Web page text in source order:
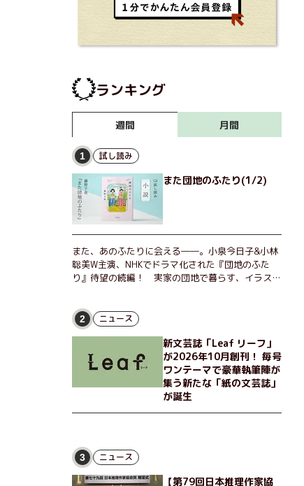
ランキング
週間 月間
1 試し読み
また団地のふたり(1/2)
また、あのふたりに会える――。小泉今日子&小林
聡美W主演、NHKでドラマ化された『団地のふた
り』待望の続編！ 実家の団地で暮らす、イラスト
ょっとした贅沢を楽しんだり、近所のおばちゃんの
恋バナを聞いてあげたり、部屋でふたりだけの「台
湾映画祭」を催したり。50代独身、幼なじみの変
わらぬ友情とささやかな幸せの日々を描く。
2 ニュース
新文芸誌「Leaf リーフ」
が2026年10月創刊！ 毎号
ワンテーマで豪華執筆陣が
集う新たな「紙の文芸誌」
が誕生
3 ニュース
【第79回日本推理作家協